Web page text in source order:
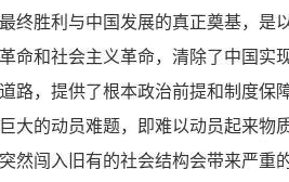
终胜利与中国发展的真正奠基，
命和社会主义革命，清除了中国
路，提供了根本政治前提和制度
大的动员难题，即难以动员起来
然闯入旧有的社会结构会带来严